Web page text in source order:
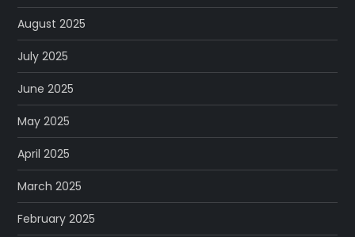
August 2025
July 2025
June 2025
May 2025
April 2025
March 2025
February 2025